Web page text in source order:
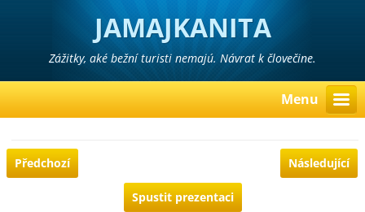
JAMAJKANITA
Zážitky, aké bežní turisti nemajú. Návrat k človečine.
Menu
Předchozí Následující
Spustit prezentaci